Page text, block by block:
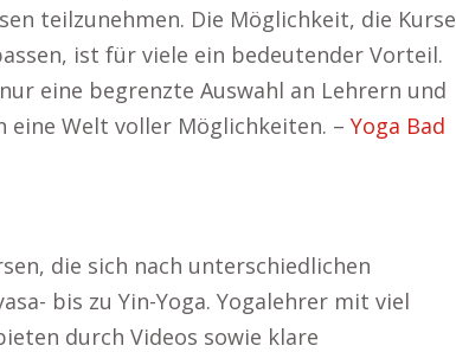
teilzunehmen. Die Möglichkeit, die Kurse
ist für viele ein bedeutender Vorteil.
eine begrenzte Auswahl an Lehrern und
Welt voller Möglichkeiten. – Yoga Bad
die sich nach unterschiedlichen
bis zu Yin-Yoga. Yogalehrer mit viel
durch Videos sowie klare